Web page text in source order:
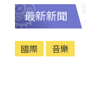
最新新聞
國際 音樂